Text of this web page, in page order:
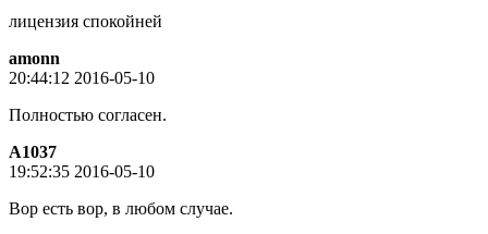
лицензия спокойней
amonn
20:44:12 2016-05-10
Полностью согласен.
A1037
19:52:35 2016-05-10
Вор есть вор, в любом случае.